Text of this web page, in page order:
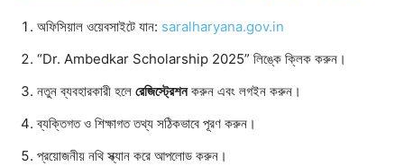
অফিসিয়াল ওয়েবসাইটে যান: saralharyana.gov.in
“Dr. Ambedkar Scholarship 2025” লিঙ্কে ক্লিক করুন।
নতুন ব্যবহারকারী হলে রেজিস্ট্রেশনকরুন এবং লগইন করুন।
ব্যক্তিগত ও শিক্ষাগত তথ্য সঠিকভাবে পূরণ করুন।
প্রয়োজনীয় নথি স্ক্যান করে আপলোড করুন।